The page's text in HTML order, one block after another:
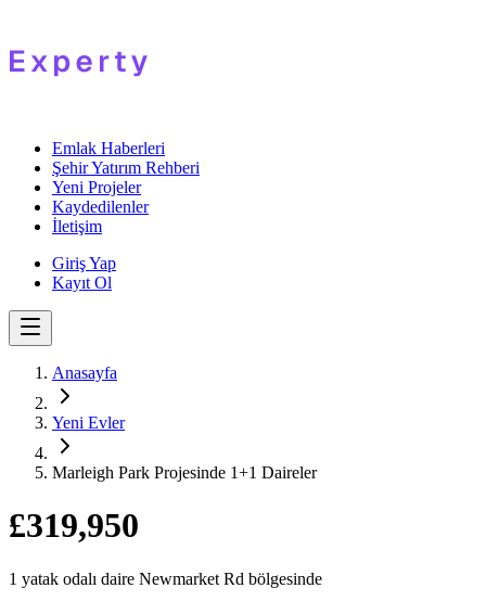
Emlak Haberleri
Şehir Yatırım Rehberi
Yeni Projeler
Kaydedilenler
İletişim
Giriş Yap
Kayıt Ol
Anasayfa
Yeni Evler
Marleigh Park Projesinde 1+1 Daireler
£319,950
1 yatak odalı daire Newmarket Rd bölgesinde